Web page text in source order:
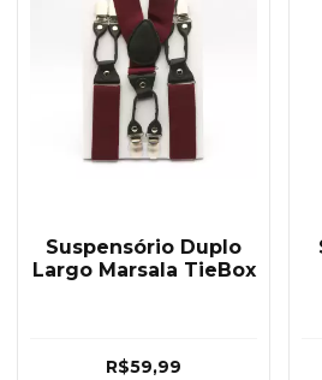
Suspensório Duplo
Largo Marsala TieBox
R$59,99